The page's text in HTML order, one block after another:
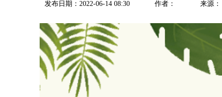
发布日期：2022-06-14 08:30 作者： 来源：